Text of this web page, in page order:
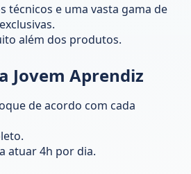
técnicos e uma vasta gama de
além dos produtos.
Jovem Aprendiz
de acordo com cada
atuar 4h por dia.